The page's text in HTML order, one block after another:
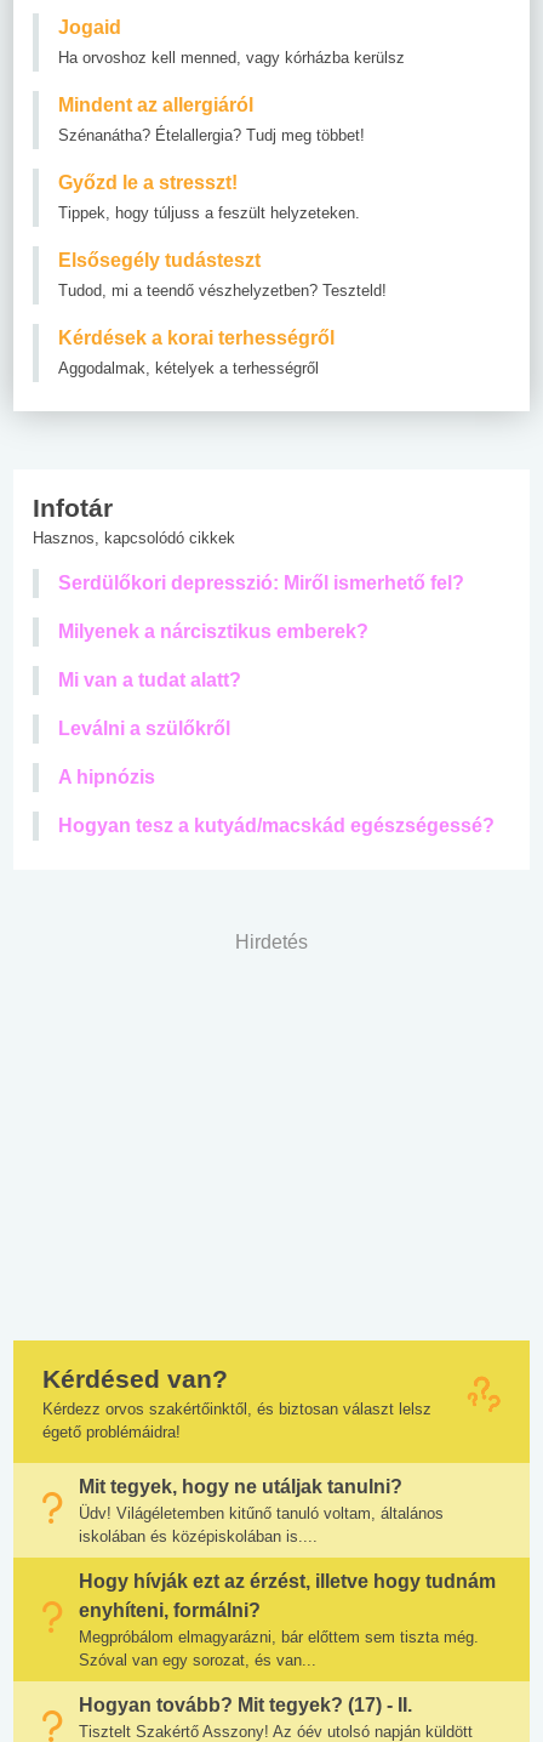
Jogaid
Ha orvoshoz kell menned, vagy kórházba kerülsz
Mindent az allergiáról
Szénanátha? Ételallergia? Tudj meg többet!
Győzd le a stresszt!
Tippek, hogy túljuss a feszült helyzeteken.
Elsősegély tudásteszt
Tudod, mi a teendő vészhelyzetben? Teszteld!
Kérdések a korai terhességről
Aggodalmak, kételyek a terhességről
Infotár
Hasznos, kapcsolódó cikkek
Serdülőkori depresszió: Miről ismerhető fel?
Milyenek a nárcisztikus emberek?
Mi van a tudat alatt?
Leválni a szülőkről
A hipnózis
Hogyan tesz a kutyád/macskád egészségessé?
Hirdetés
Kérdésed van?
Kérdezz orvos szakértőinktől, és biztosan választ lelsz
égető problémáidra!
Mit tegyek, hogy ne utáljak tanulni?
Üdv! Világéletemben kitűnő tanuló voltam, általános
iskolában és középiskolában is....
Hogy hívják ezt az érzést, illetve hogy tudnám
enyhíteni, formálni?
Megpróbálom elmagyarázni, bár előttem sem tiszta még.
Szóval van egy sorozat, és van...
Hogyan tovább? Mit tegyek? (17) - II.
Tisztelt Szakértő Asszony! Az óév utolsó napján küldött